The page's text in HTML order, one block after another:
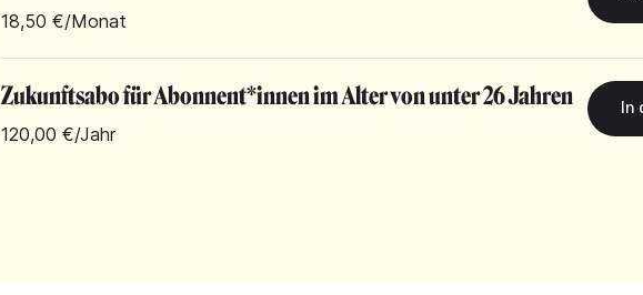
18,50 €/Monat
Zukunftsabo für Abonnent*innen im Alter von unter 26 Jahren
120,00 €/Jahr